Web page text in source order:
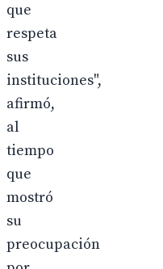
que
respeta
sus
instituciones",
afirmó,
al
tiempo
que
mostró
su
preocupación